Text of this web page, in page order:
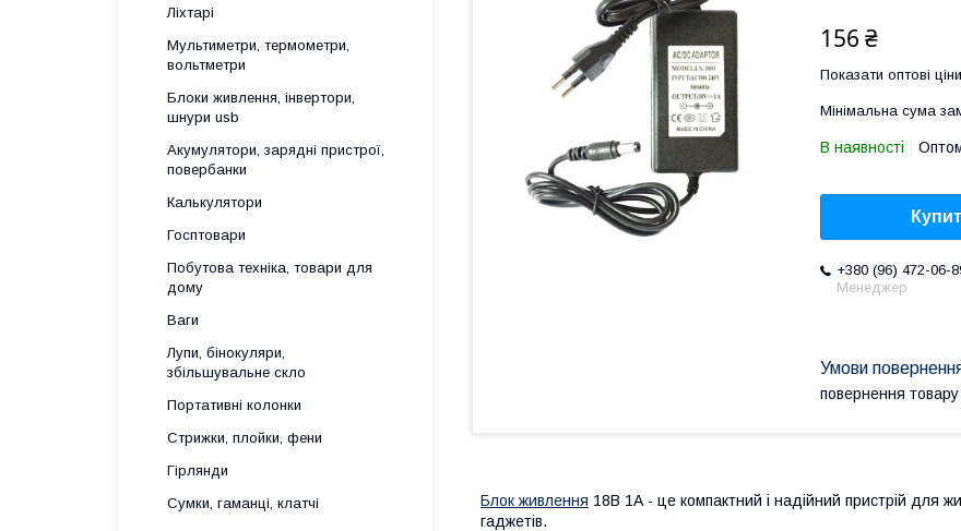
156 ₴
Показати оптові ціни
Мінімальна сума
В наявності
+380 (96) 472-06-
Менеджер
повернення
Блок живлення 18В 1А - це компактний і надійний пристрій для
гаджетів.
Ліхтарі
Мультиметри, термометри,
вольтметри
Блоки живлення, інвертори,
шнури usb
Акумулятори, зарядні пристрої,
повербанки
Калькулятори
Госптовари
Побутова техніка, товари для
дому
Ваги
Лупи, бінокуляри,
збільшувальне скло
Портативні колонки
Стрижки, плойки, фени
Гірлянди
Сумки, гаманці, клатчі